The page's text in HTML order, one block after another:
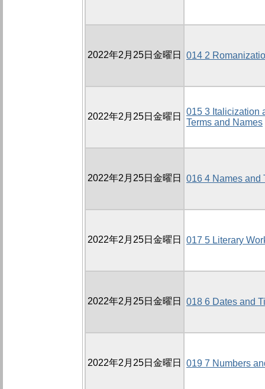
2022年2月25日金曜日 014 2
2022年2月25日金曜日
015 3 Italicization
Terms and Names
2022年2月25日金曜日 016 4 Names and
2022年2月25日金曜日 017 5 Literary
2022年2月25日金曜日 018 6 Dates and
2022年2月25日金曜日 019 7 Numbers